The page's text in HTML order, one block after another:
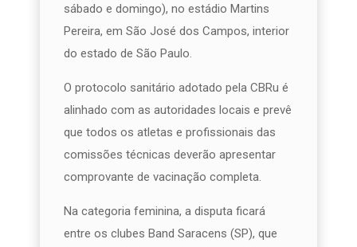
sábado e domingo), no estádio Martins
Pereira, em São José dos Campos, interior
do estado de São Paulo.
O protocolo sanitário adotado pela CBRu é
alinhado com as autoridades locais e prevê
que todos os atletas e profissionais das
comissões técnicas deverão apresentar
comprovante de vacinação completa.
Na categoria feminina, a disputa ficará
entre os clubes Band Saracens (SP), que